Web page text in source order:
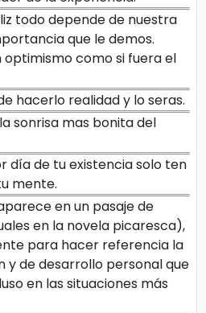
todo depende de nuestra
que le demos.
como si fuera el
hacerlo realidad y lo seras.
sonrisa mas bonita del
día de tu existencia solo ten
mente.
en un pasaje de
en la novela picaresca),
para hacer referencia la
y de desarrollo personal que
en las situaciones más